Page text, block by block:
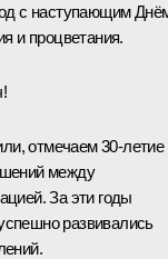
с наступающим
и процветания.
отмечаем 30-летие
между
За эти годы
развивались